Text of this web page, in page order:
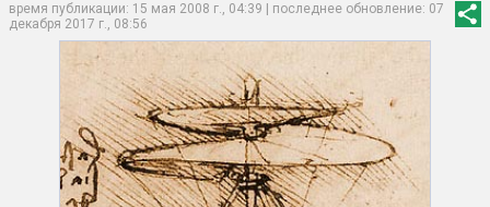
время публикации: 15 мая 2008 г., 04:39 | последнее обновление: 07
декабря 2017 г., 08:56